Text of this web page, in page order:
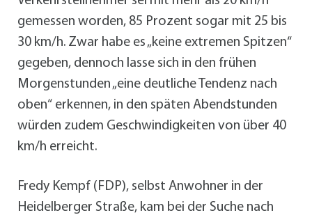
gemessen worden, 85 Prozent sogar mit 25 bis
30 km/h. Zwar habe es „keine extremen Spitzen“
gegeben, dennoch lasse sich in den frühen
Morgenstunden „eine deutliche Tendenz nach
oben“ erkennen, in den späten Abendstunden
würden zudem Geschwindigkeiten von über 40
km/h erreicht.
Fredy Kempf (FDP), selbst Anwohner in der
Heidelberger Straße, kam bei der Suche nach